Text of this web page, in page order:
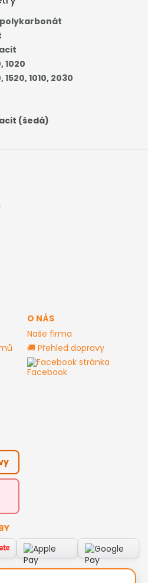
,1020
,1520,1010, 2030
(šedá)
O NÁS
Naše firma
🚚 Přehled dopravy
Facebook stránka